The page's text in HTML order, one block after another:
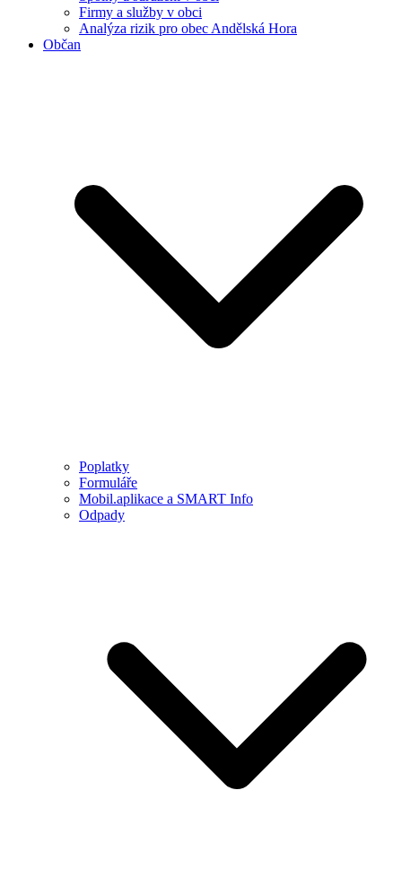
Firmy a služby v obci
Analýza rizik pro obec Andělská Hora
Občan
Poplatky
Formuláře
Mobil.aplikace a SMART Info
Odpady